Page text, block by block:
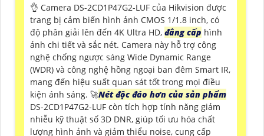
👌 Camera DS-2CD1P47G2-LUF của Hikvision được
trang bị cảm biến hình ảnh CMOS 1/1.8 inch, có
độ phân giải lên đến 4K Ultra HD, đẳng cấp hình
ảnh chi tiết và sắc nét. Camera này hỗ trợ công
nghệ chống ngược sáng Wide Dynamic Range
(WDR) và công nghệ hồng ngoại ban đêm Smart IR,
mang đến hiệu suất quan sát tốt trong mọi điều
kiện ánh sáng. 🚀Nét độc đáo hơn của sản phẩm
DS-2CD1P47G2-LUF còn tích hợp tính năng giảm
nhiễu kỹ thuật số 3D DNR, giúp tối ưu hóa chất
lượng hình ảnh và giảm thiểu noise, cung cấp